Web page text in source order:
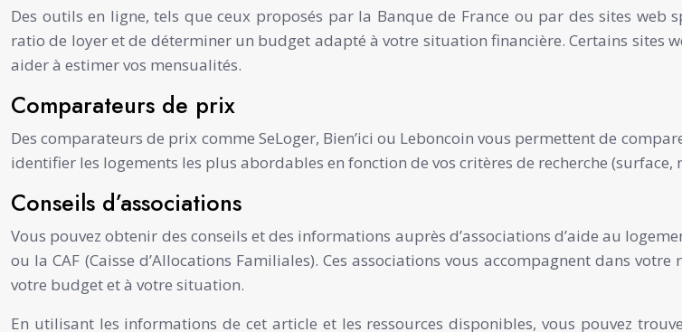
Des outils en ligne, tels que ceux proposés par la Banque de France ou par des sites web
ratio de loyer et de déterminer un budget adapté à votre situation financière. Certains
aider à estimer vos mensualités.
Comparateurs de prix
Des comparateurs de prix comme SeLoger, Bien’ici ou Leboncoin vous permettent de
identifier les logements les plus abordables en fonction de vos critères de recherche (surface,
Conseils d’associations
Vous pouvez obtenir des conseils et des informations auprès d’associations d’aide au
ou la CAF (Caisse d’Allocations Familiales). Ces associations vous accompagnent dans
votre budget et à votre situation.
En utilisant les informations de cet article et les ressources disponibles, vous pouvez